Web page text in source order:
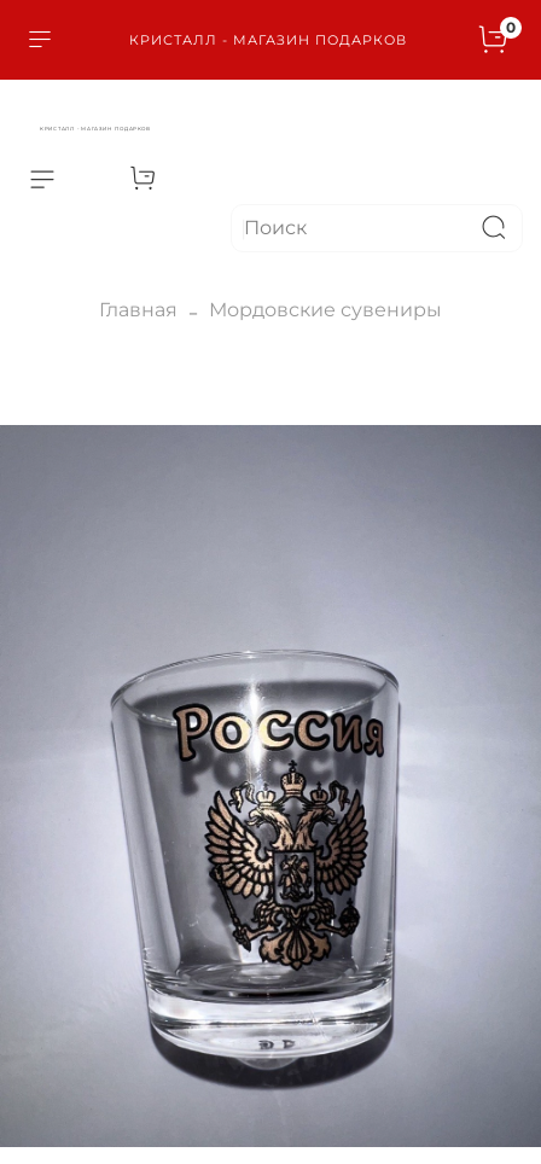
КРИСТАЛЛ - МАГАЗИН ПОДАРКОВ
0
КРИСТАЛЛ - МАГАЗИН ПОДАРКОВ
Главная Мордовские сувениры